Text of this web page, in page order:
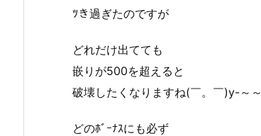
ﾂき過ぎたのですが
どれだけ出てても
嵌りが500を超えると
破壊したくなりますね(￣。￣)y-～～
どのﾎﾞｰﾅｽにも必ず